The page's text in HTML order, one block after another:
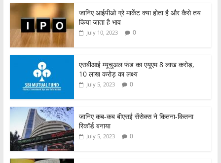
जानिए आईपीओ ग्रे मार्केट क्या होता है और कैसे तय
किया जाता है भाव
July 10, 2023 0
एसबीआई म्यूचुअल फंड का एयूएम 8 लाख करोड़,
10 लाख करोड़ का लक्ष्य
July 5, 2023 0
जानिए कब-कब बीएसई सेंसेक्स ने कितना-कितना
रिकॉर्ड बनाया
July 5, 2023 0